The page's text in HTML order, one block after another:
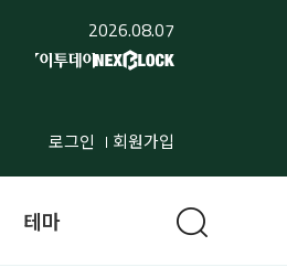
2026.08.07
로그인 회원가입
테마